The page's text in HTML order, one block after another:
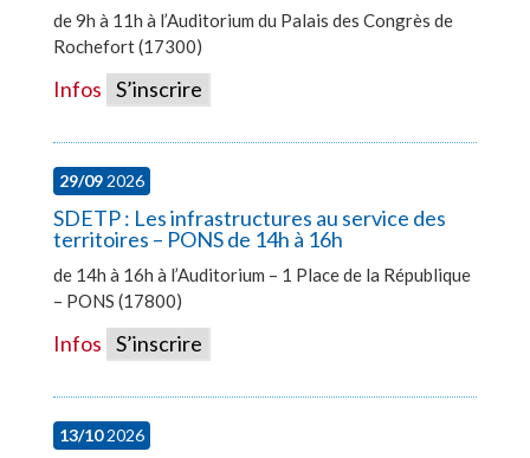
de 9h à 11h à l’Auditorium du Palais des Congrès de
Rochefort (17300)
Infos S’inscrire
29/092026
SDETP : Les infrastructures au service des
territoires – PONS de 14h à 16h
de 14h à 16h à l’Auditorium – 1 Place de la République
– PONS (17800)
Infos S’inscrire
13/102026